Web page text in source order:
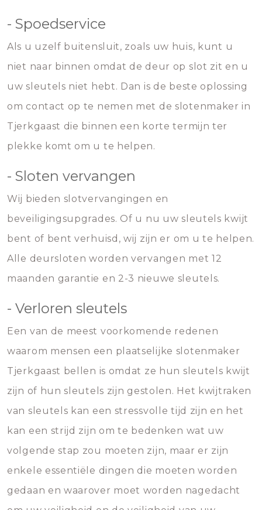
- Spoedservice
Als u uzelf buitensluit, zoals uw huis, kunt u
niet naar binnen omdat de deur op slot zit en u
uw sleutels niet hebt. Dan is de beste oplossing
om contact op te nemen met de slotenmaker in
Tjerkgaast die binnen een korte termijn ter
plekke komt om u te helpen.
- Sloten vervangen
Wij bieden slotvervangingen en
beveiligingsupgrades. Of u nu uw sleutels kwijt
bent of bent verhuisd, wij zijn er om u te helpen.
Alle deursloten worden vervangen met 12
maanden garantie en 2-3 nieuwe sleutels.
- Verloren sleutels
Een van de meest voorkomende redenen
waarom mensen een plaatselijke slotenmaker
Tjerkgaast bellen is omdat ze hun sleutels kwijt
zijn of hun sleutels zijn gestolen. Het kwijtraken
van sleutels kan een stressvolle tijd zijn en het
kan een strijd zijn om te bedenken wat uw
volgende stap zou moeten zijn, maar er zijn
enkele essentiële dingen die moeten worden
gedaan en waarover moet worden nagedacht